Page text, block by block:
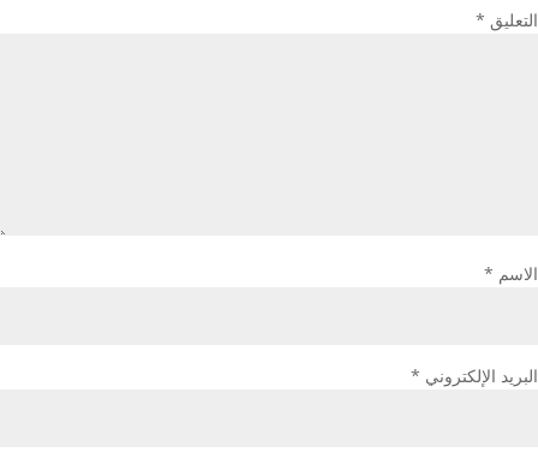
التعليق *
الاسم *
البريد الإلكتروني *